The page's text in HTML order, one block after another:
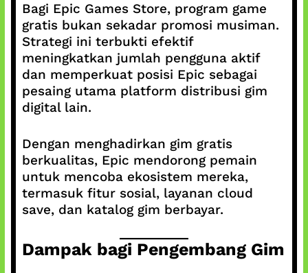
Bagi Epic Games Store, program game
gratis bukan sekadar promosi musiman.
Strategi ini terbukti efektif
meningkatkan jumlah pengguna aktif
dan memperkuat posisi Epic sebagai
pesaing utama platform distribusi gim
digital lain.
Dengan menghadirkan gim gratis
berkualitas, Epic mendorong pemain
untuk mencoba ekosistem mereka,
termasuk fitur sosial, layanan cloud
save, dan katalog gim berbayar.
Dampak bagi Pengembang Gim